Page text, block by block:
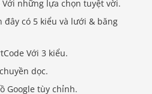
Với những lựa chọn tuyệt vời.
đây có 5 kiểu và lưới & băng
Với 3 kiểu.
dọc.
Google tùy chỉnh.